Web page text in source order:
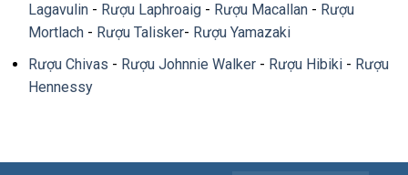
Lagavulin- Rượu Laphroaig- Rượu Macallan- Rượu
Mortlach- Rượu Talisker- Rượu Yamazaki
Rượu Chivas - Rượu Johnnie Walker- Rượu Hibiki- Rượu
Hennessy